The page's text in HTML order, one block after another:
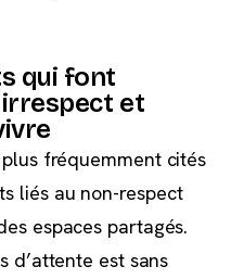
qui font
et
fréquemment cités
liés au non-respect
espaces partagés.
d’attente est sans